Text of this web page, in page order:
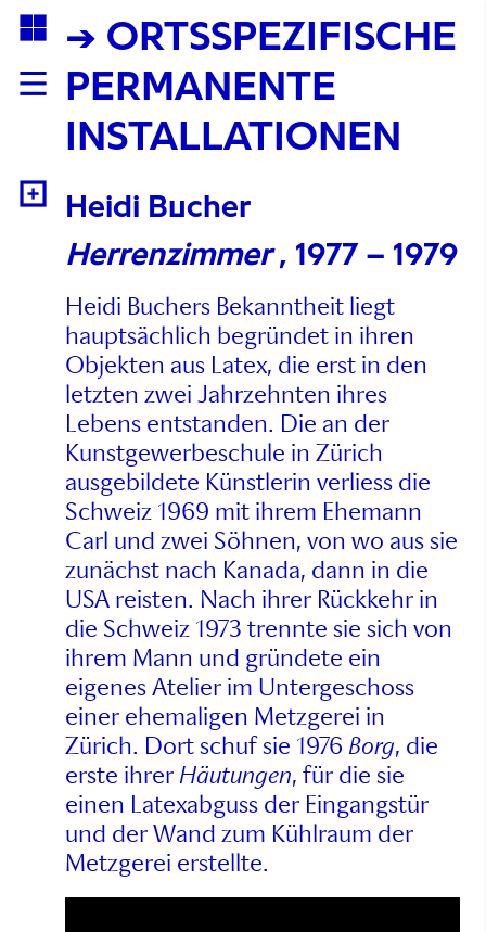
→ ORTSSPEZIFISCHE
PERMANENTE
INSTALLATIONEN
Heidi Bucher
Herrenzimmer, 1977 – 1979
Heidi Buchers Bekanntheit liegt
hauptsächlich begründet in ihren
Objekten aus Latex, die erst in den
letzten zwei Jahrzehnten ihres
Lebens entstanden. Die an der
Kunstgewerbeschule in Zürich
ausgebildete Künstlerin verliess die
Schweiz 1969 mit ihrem Ehemann
Carl und zwei Söhnen, von wo aus sie
zunächst nach Kanada, dann in die
USA reisten. Nach ihrer Rückkehr in
die Schweiz 1973 trennte sie sich von
ihrem Mann und gründete ein
eigenes Atelier im Untergeschoss
einer ehemaligen Metzgerei in
Zürich. Dort schuf sie 1976 Borg, die
erste ihrerHäutungen, für die sie
einen Latexabguss der Eingangstür
und der Wand zum Kühlraum der
Metzgerei erstellte.